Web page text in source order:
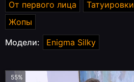
От первого лица
Татуировки
Жопы
Модели:
Enigma Silky
55%